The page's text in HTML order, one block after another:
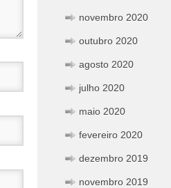
novembro 2020
outubro 2020
agosto 2020
julho 2020
maio 2020
fevereiro 2020
dezembro 2019
novembro 2019